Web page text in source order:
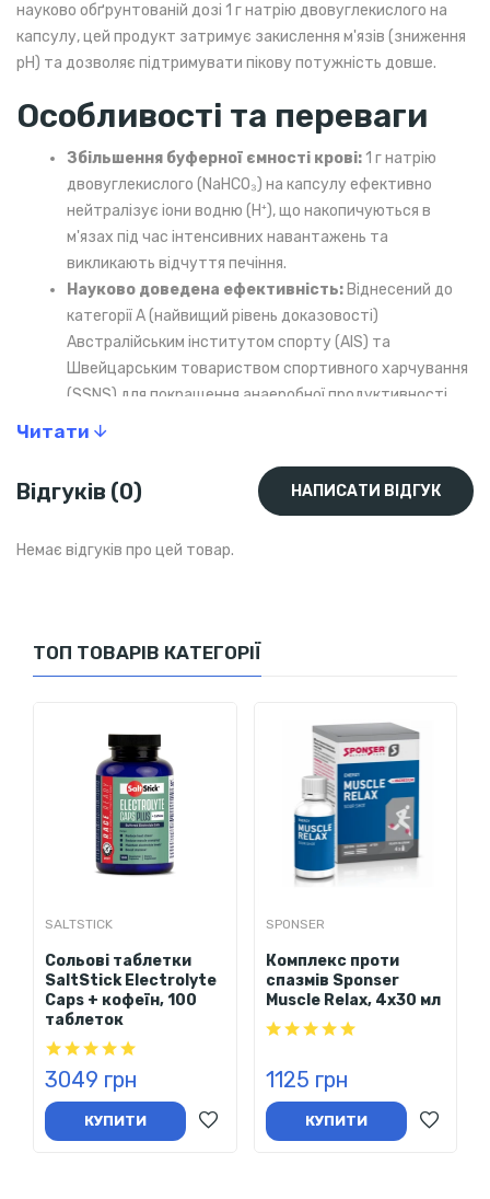
науково обґрунтованій дозі 1 г натрію двовуглекислого на
капсулу, цей продукт затримує закислення м'язів (зниження
pH) та дозволяє підтримувати пікову потужність довше.
Особливості та переваги
Збільшення буферної ємності крові: 1 г натрію
двовуглекислого (NaHCO₃) на капсулу ефективно
нейтралізує іони водню (H⁺), що накопичуються в
м'язах під час інтенсивних навантажень та
викликають відчуття печіння.
Науково доведена ефективність: Віднесений до
категорії A (найвищий рівень доказовості)
Австралійським інститутом спорту (AIS) та
Швейцарським товариством спортивного харчування
(SSNS) для покращення анаеробної продуктивності.
Зручне дозування для «содового
розрахувати індивідуальну дозу (0.3 г/кг ваги тіла) та
розподілити прийом для зниження ризику шлунково-
Підвищення анаеробної витривалості:
Швейцарська якість:Розроблено та вироблено у
Спосіб застосування
Розрахунок дози:
Рекомендована загальна доза
становить0,3 г натрію двовуглекислого на 1 кг
маси тіла(наприклад, для атлета вагою 70 кг це 21
3-4 рівні частини (наприклад, кожні 15-20 хвилин).
Рідина:Запивайте капсули щонайменше 0.5-1 літром
води для покращення засвоєння та зниження ризику
дискомфорту.
Попереднє тестування:
Обов'язково випробуйте
протокол прийому під час тренування, а не вперше на
змаганнях.
Читати
Відгуків (0) НАПИСАТИ ВІДГУК
Немає відгуків про цей товар.
ТОП ТОВАРІВ КАТЕГОРІЇ
SALTSTICK
Сольові таблетки
SaltStick Electrolyte
Caps + кофеїн, 100
таблеток
3049 грн
КУПИТИ
SPONSER
Комплекс проти
спазмів Sponser
Muscle Relax, 4х30 мл
1125 грн
КУПИТИ